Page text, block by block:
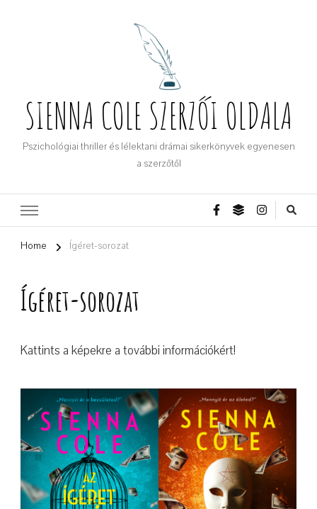
SIENNA COLE SZERZŐI OLDALA
Pszichológiai thriller és lélektani drámai sikerkönyvek egyenesen
a szerzőtől
Home Ígéret-sorozat
Ígéret-sorozat
Kattints a képekre a további információkért!